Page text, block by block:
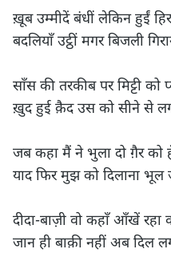
ख़ूब उम्मीदें बंधीं लेकिन हुईं
बदलियाँ उट्ठीं मगर बिजली
साँस की तरकीब पर मिट्टी को
ख़ुद हुई क़ैद उस को सीने से
जब कहा मैं ने भुला दो ग़ैर को
याद फिर मुझ को दिलाना
दीदा-बाज़ी वो कहाँ आँखें रहा
जान ही बाक़ी नहीं अब दिल